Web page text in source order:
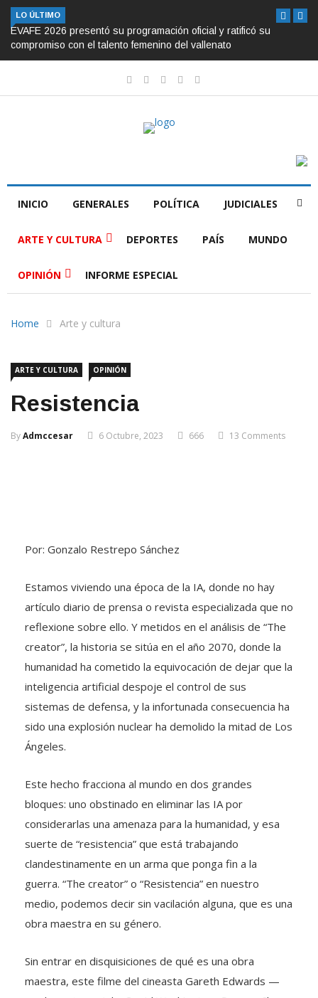
LO ÚLTIMO
EVAFE 2026 presentó su programación oficial y ratificó su
compromiso con el talento femenino del vallenato
INICIO GENERALES POLÍTICA JUDICIALES
ARTE Y CULTURA DEPORTES PAÍS MUNDO
OPINIÓN INFORME ESPECIAL
Home Arte y cultura
ARTE Y CULTURA OPINIÓN
Resistencia
ByAdmccesar 6 Octubre, 2023 666 13 Comments
Por: Gonzalo Restrepo Sánchez
Estamos viviendo una época de la IA, donde no hay
artículo diario de prensa o revista especializada que no
reflexione sobre ello. Y metidos en el análisis de “The
creator”, la historia se sitúa en el año 2070, donde la
humanidad ha cometido la equivocación de dejar que la
inteligencia artificial despoje el control de sus
sistemas de defensa, y la infortunada consecuencia ha
sido una explosión nuclear ha demolido la mitad de Los
Ángeles.
Este hecho fracciona al mundo en dos grandes
bloques: uno obstinado en eliminar las IA por
considerarlas una amenaza para la humanidad, y esa
suerte de “resistencia” que está trabajando
clandestinamente en un arma que ponga fin a la
guerra. “The creator” o “Resistencia” en nuestro
medio, podemos decir sin vacilación alguna, que es una
obra maestra en su género.
Sin entrar en disquisiciones de qué es una obra
maestra, este filme del cineasta Gareth Edwards —